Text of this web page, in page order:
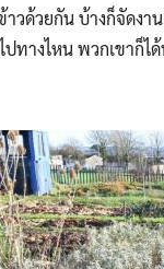
วด้วยกัน บ้างก็จัดง
ไปทางไหน พวกเขา